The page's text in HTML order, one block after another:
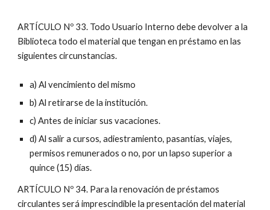
ARTÍCULO Nº 33. Todo Usuario Interno debe devolver a la
Biblioteca todo el material que tengan en préstamo en las
siguientes circunstancias.
a) Al vencimiento del mismo
b) Al retirarse de la institución.
c) Antes de iniciar sus vacaciones.
d) Al salir a cursos, adiestramiento, pasantías, viajes,
permisos remunerados o no, por un lapso superior a
quince (15) días.
ARTÍCULO Nº 34. Para la renovación de préstamos
circulantes será imprescindible la presentación del material